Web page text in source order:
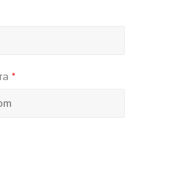
*